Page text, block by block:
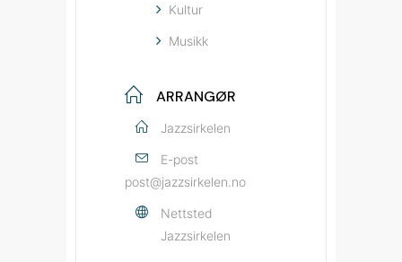
Kultur
Musikk
ARRANGØR
Jazzsirkelen
E-post
post@jazzsirkelen.no
Nettsted
Jazzsirkelen